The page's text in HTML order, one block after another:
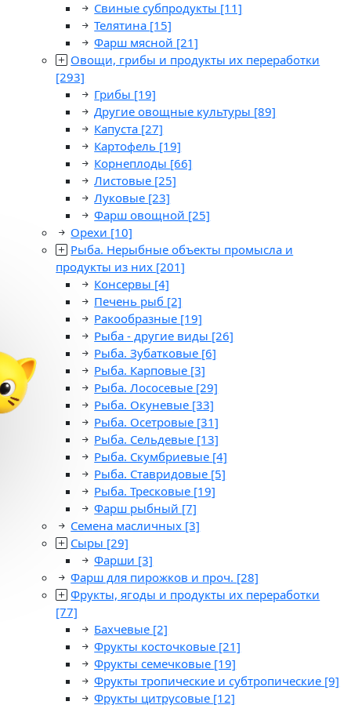
Свиные субпродукты [11]
Телятина [15]
Фарш мясной [21]
Овощи, грибы и продукты их переработки
[293]
Грибы [19]
Другие овощные культуры [89]
Капуста [27]
Картофель [19]
Корнеплоды [66]
Листовые [25]
Луковые [23]
Фарш овощной [25]
Орехи [10]
Рыба. Нерыбные объекты промысла и
продукты из них [201]
Консервы [4]
Печень рыб [2]
Ракообразные [19]
Рыба - другие виды [26]
Рыба. Зубатковые [6]
Рыба. Карповые [3]
Рыба. Лососевые [29]
Рыба. Окуневые [33]
Рыба. Осетровые [31]
Рыба. Сельдевые [13]
Рыба. Скумбриевые [4]
Рыба. Ставридовые [5]
Рыба. Тресковые [19]
Фарш рыбный [7]
Семена масличных [3]
Сыры [29]
Фарши [3]
Фарш для пирожков и проч. [28]
Фрукты, ягоды и продукты их переработки
[77]
Бахчевые [2]
Фрукты косточковые [21]
Фрукты семечковые [19]
Фрукты тропические и субтропические [9]
Фрукты цитрусовые [12]